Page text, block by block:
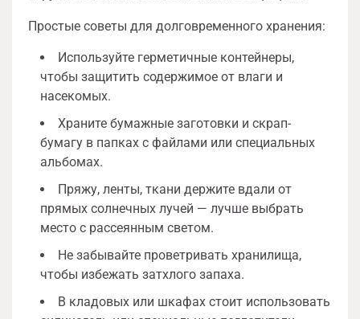
Простые советы для долговременного хранения:
Используйте герметичные контейнеры,
чтобы защитить содержимое от влаги и
насекомых.
Храните бумажные заготовки и скрап-
бумагу в папках с файлами или специальных
альбомах.
Пряжу, ленты, ткани держите вдали от
прямых солнечных лучей — лучше выбрать
место с рассеянным светом.
Не забывайте проветривать хранилища,
чтобы избежать затхлого запаха.
В кладовых или шкафах стоит использовать